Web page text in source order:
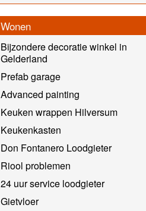
Wonen
Bijzondere decoratie winkel in
Gelderland
Prefab garage
Advanced painting
Keuken wrappen Hilversum
Keukenkasten
Don Fontanero Loodgieter
Riool problemen
24 uur service loodgieter
Gietvloer